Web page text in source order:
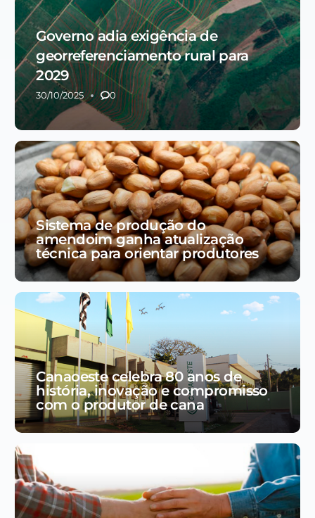
Governo adia exigência de
georreferenciamento rural para
2029
30/10/2025 0
Sistema de produção do
amendoim ganha atualização
técnica para orientar produtores
Canaoeste celebra 80 anos de
história, inovação e compromisso
com o produtor de cana